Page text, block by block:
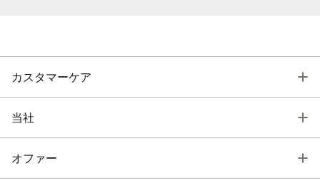
カスタマーケア
当社
オファー